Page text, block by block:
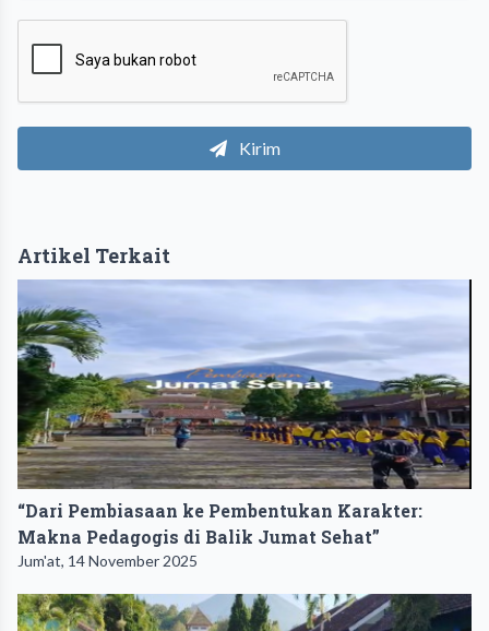
Kirim
Artikel Terkait
“Dari Pembiasaan ke Pembentukan Karakter:
Makna Pedagogis di Balik Jumat Sehat”
Jum'at, 14 November 2025